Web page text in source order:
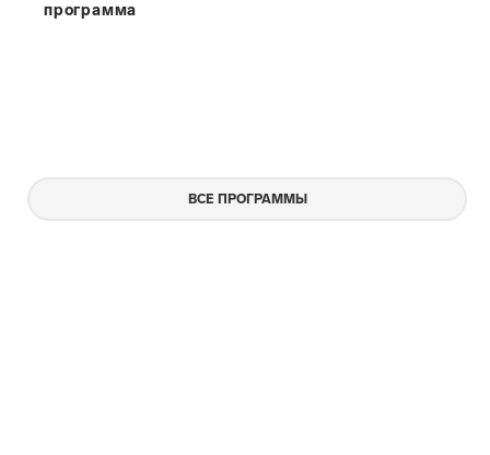
программа
ВСЕ ПРОГРАММЫ